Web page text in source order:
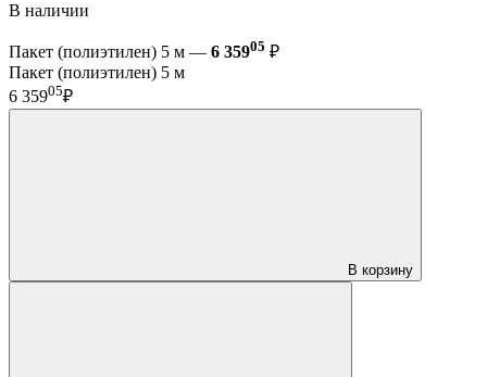
В наличии
Пакет (полиэтилен) 5 м — 6 35905 ₽
Пакет (полиэтилен) 5 м
6 35905₽
В корзину